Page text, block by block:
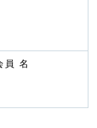
員 名